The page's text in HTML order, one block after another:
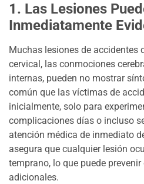
1. Las Lesiones
Inmediatamente
Muchas lesiones de accidentes
cervical, las conmociones
internas, pueden no mostrar
común que las víctimas de
inicialmente, solo para
complicaciones días o incluso
atención médica de inmediato
asegura que cualquier lesión
temprano, lo que puede
adicionales.